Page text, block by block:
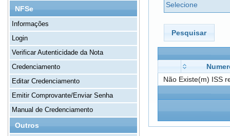
NFSe
Informações
Login
Verificar Autenticidade da Nota
Credenciamento
Editar Credenciamento
Emitir Comprovante/Enviar Senha
Manual de Credenciamento
Outros
Selecione
Pesquisar
Não Existe(m) ISS